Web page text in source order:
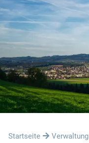
Startseite Verwaltung